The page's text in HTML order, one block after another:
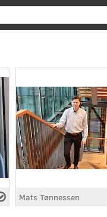
Mats Tønnessen